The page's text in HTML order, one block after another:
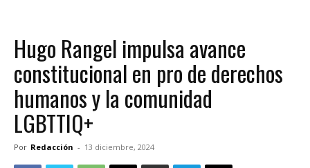
Hugo Rangel impulsa avance
constitucional en pro de derechos
humanos y la comunidad
LGBTTIQ+
Por Redacción - 13 diciembre, 2024